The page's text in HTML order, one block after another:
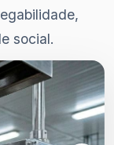
social.